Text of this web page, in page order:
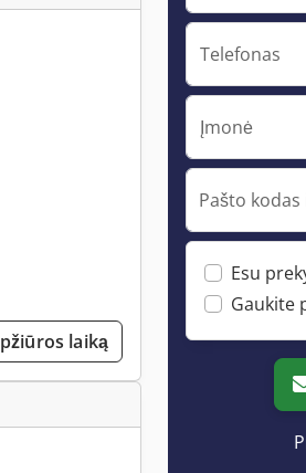
laiką
Telefonas
Įmonė
Pašto
Esu
Gaukite